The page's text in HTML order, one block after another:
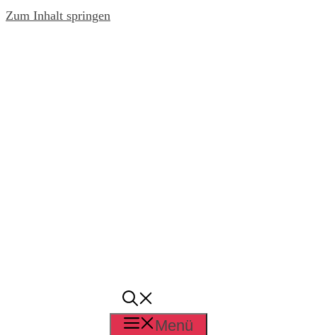
Zum Inhalt springen
Menü